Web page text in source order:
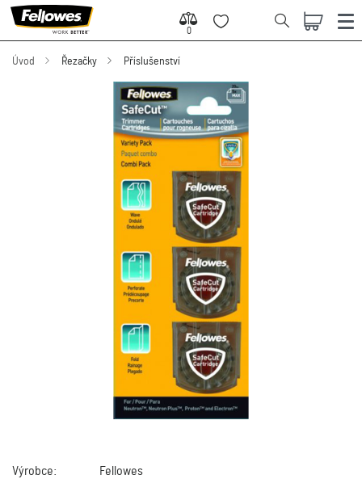
0
0
Úvod Řezačky Příslušenství
Výrobce:
Fellowes